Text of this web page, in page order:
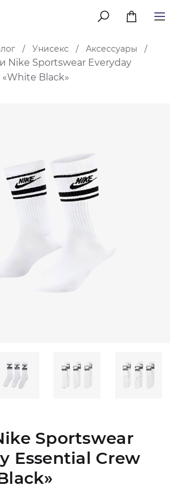
меню
/ Унисекс / Аксессуары
/
Nike Sportswear Everyday
Black»
Sportswear
Essential Crew